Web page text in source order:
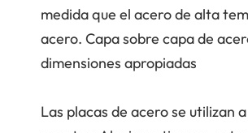
medida que el acero de alta
acero. Capa sobre capa de
dimensiones apropiadas
Las placas de acero se utilizan